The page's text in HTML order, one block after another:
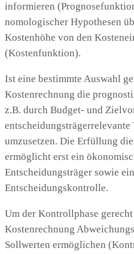
informieren
nomologischer Hypothesen
Kostenhöhe von den
(Kostenfunktion).
Ist eine bestimmte Auswahl
Kostenrechnung die
z.B. durch Budget- und
umzusetzen. Die Erfüllung
ermöglicht erst ein
Entscheidungsträger sowie
Entscheidungskontrolle.
Um der Kontrollphase
Kostenrechnung
Sollwerten ermöglichen